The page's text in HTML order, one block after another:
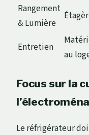
Rangement
& Lumière
Entretien
au
Focus sur la
Le réfrigérateur